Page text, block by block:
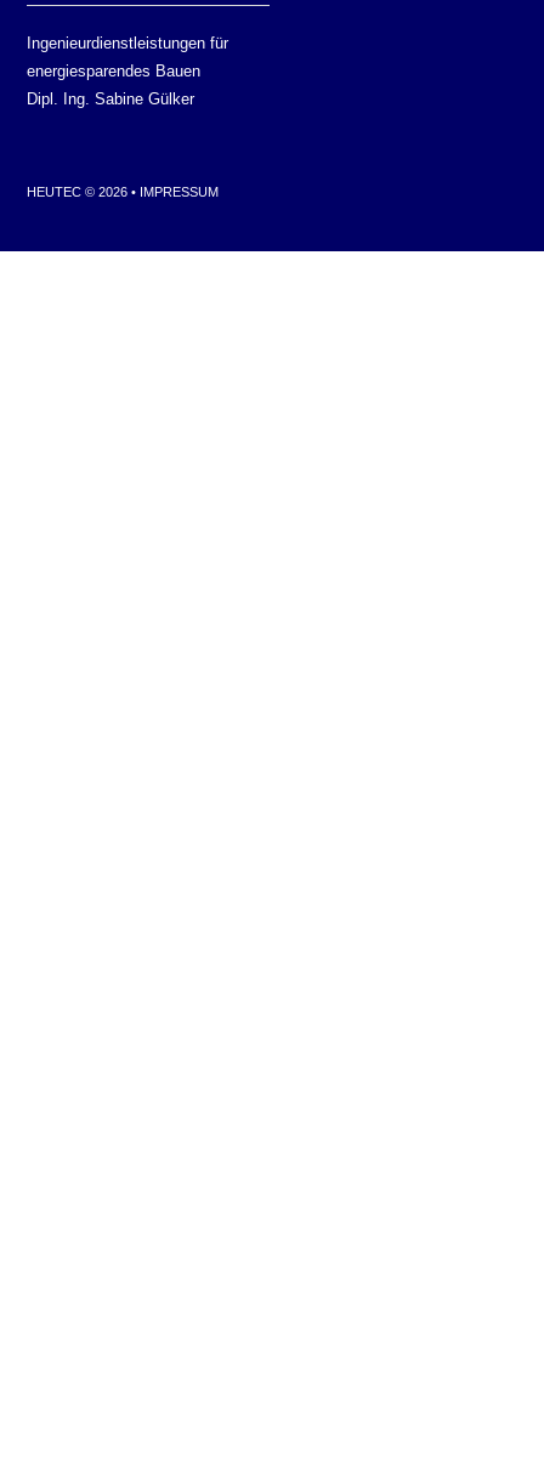
Ingenieurdienstleistungen für
energiesparendes Bauen
Dipl. Ing. Sabine Gülker
HEUTEC © 2026 • IMPRESSUM